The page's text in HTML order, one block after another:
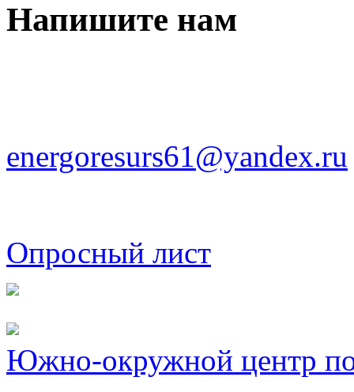
Напишите нам
energoresurs61@yandex.ru
Опросный лист
Южно-окружной центр